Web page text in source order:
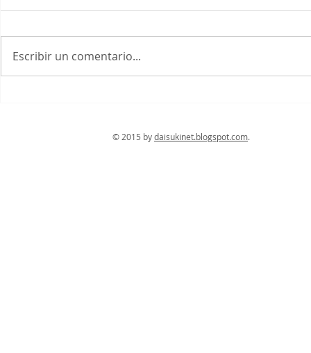
fase de reapertura del turismo,
en la que permitirá la entrada
Escribir un comentario...
© 2015 bydaisukinet.blogspot.com.